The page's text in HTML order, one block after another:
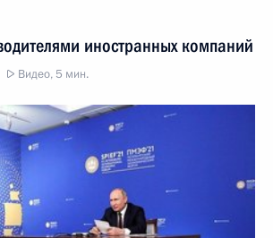
иностранных компаний
Видео, 5 мин.